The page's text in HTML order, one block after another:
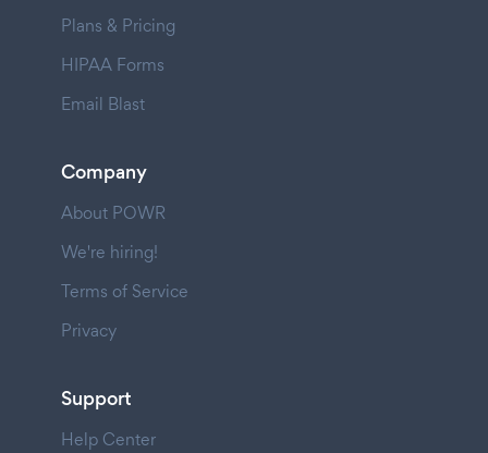
Plans & Pricing
HIPAA Forms
Email Blast
Company
About POWR
We're hiring!
Terms of Service
Privacy
Support
Help Center